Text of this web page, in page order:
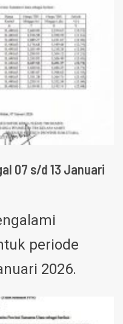
07 s/d 13 Januari
periode
2026.